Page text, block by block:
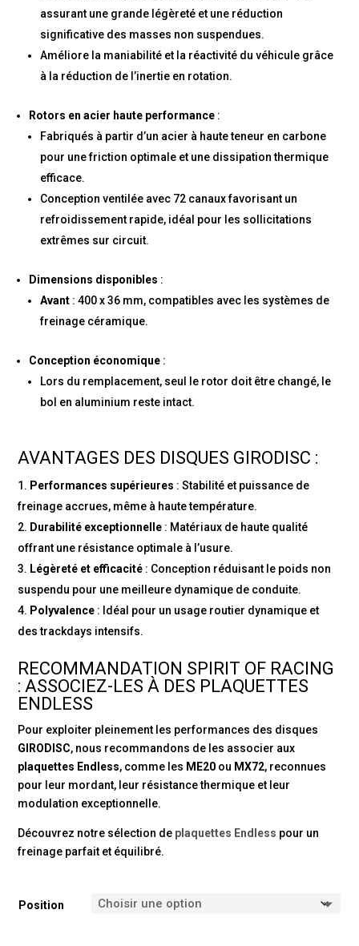
assurant une grande légèreté et une réduction
significative des masses non suspendues.
Améliore la maniabilité et la réactivité du véhicule grâce
à la réduction de l’inertie en rotation.
Rotors en acier haute performance :
Fabriqués à partir d’un acier à haute teneur en carbone
pour une friction optimale et une dissipation thermique
efficace.
Conception ventilée avec 72 canaux favorisant un
refroidissement rapide, idéal pour les sollicitations
extrêmes sur circuit.
Dimensions disponibles :
Avant : 400 x 36 mm, compatibles avec les systèmes de
freinage céramique.
Conception économique :
Lors du remplacement, seul le rotor doit être changé, le
bol en aluminium reste intact.
AVANTAGES DES DISQUES GIRODISC :
Performances supérieures : Stabilité et puissance de
freinage accrues, même à haute température.
Durabilité exceptionnelle : Matériaux de haute qualité
offrant une résistance optimale à l’usure.
Légèreté et efficacité : Conception réduisant le poids non
suspendu pour une meilleure dynamique de conduite.
Polyvalence : Idéal pour un usage routier dynamique et
des trackdays intensifs.
RECOMMANDATION SPIRIT OF RACING
: ASSOCIEZ-LES À DES PLAQUETTES
ENDLESS
Pour exploiter pleinement les performances des disques
GIRODISC, nous recommandons de les associer aux
plaquettes Endless, comme les ME20 ou MX72, reconnues
pour leur mordant, leur résistance thermique et leur
modulation exceptionnelle.
Découvrez notre sélection de plaquettes Endless pour un
freinage parfait et équilibré.
Position